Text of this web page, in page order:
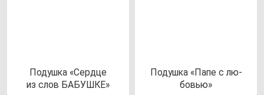
Подуш­ка «Сер­дце
из слов БАБУШКЕ»
Подуш­ка «Папе с лю­
бовью»